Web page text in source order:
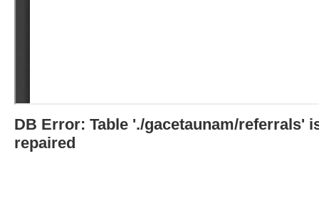
DB Error: Table './gacetaunam/referrals'
repaired